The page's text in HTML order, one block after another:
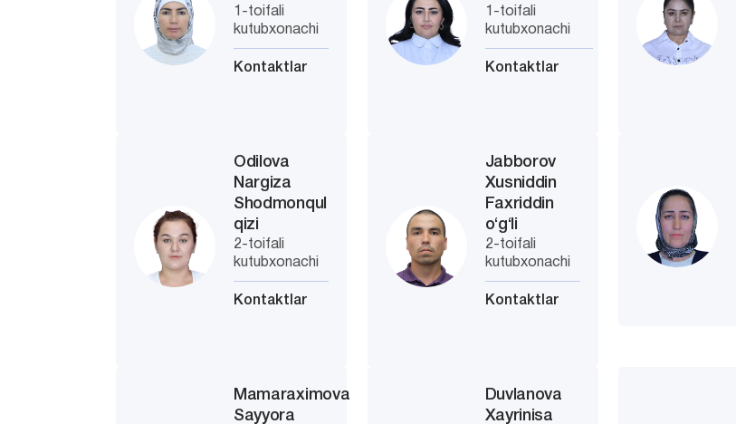
1-toifali
kutubxonachi
Kontaktlar
1-toifali
kutubxonachi
Kontaktlar
Odilova
Nargiza
Shodmonqul
qizi
2-toifali
kutubxonachi
Kontaktlar
Jabborov
Xusniddin
Faxriddin
o‘g‘li
2-toifali
kutubxonachi
Kontaktlar
Mamaraximova
Sayyora
Duvlanova
Xayrinisa